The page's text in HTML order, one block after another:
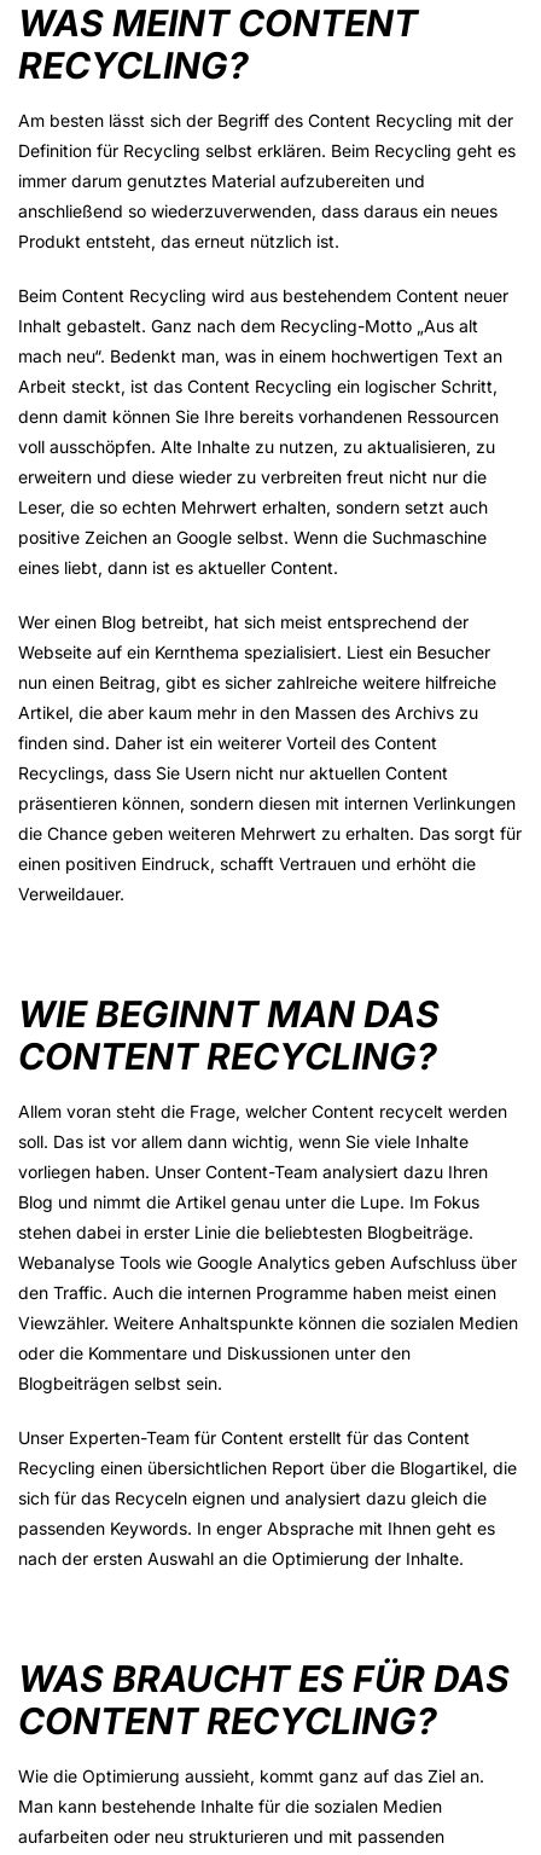
WAS MEINT CONTENT
RECYCLING?
Am besten lässt sich der Begriff des Content Recycling mit der
Definition für Recycling selbst erklären. Beim Recycling geht es
immer darum genutztes Material aufzubereiten und
anschließend so wiederzuverwenden, dass daraus ein neues
Produkt entsteht, das erneut nützlich ist.
Beim Content Recycling wird aus bestehendem Content neuer
Inhalt gebastelt. Ganz nach dem Recycling-Motto „Aus alt
mach neu“. Bedenkt man, was in einem hochwertigen Text an
Arbeit steckt, ist das Content Recycling ein logischer Schritt,
denn damit können Sie Ihre bereits vorhandenen Ressourcen
voll ausschöpfen. Alte Inhalte zu nutzen, zu aktualisieren, zu
erweitern und diese wieder zu verbreiten freut nicht nur die
Leser, die so echten Mehrwert erhalten, sondern setzt auch
positive Zeichen an Google selbst. Wenn die Suchmaschine
eines liebt, dann ist es aktueller Content.
Wer einen Blog betreibt, hat sich meist entsprechend der
Webseite auf ein Kernthema spezialisiert. Liest ein Besucher
nun einen Beitrag, gibt es sicher zahlreiche weitere hilfreiche
Artikel, die aber kaum mehr in den Massen des Archivs zu
finden sind. Daher ist ein weiterer Vorteil des Content
Recyclings, dass Sie Usern nicht nur aktuellen Content
präsentieren können, sondern diesen mit internen Verlinkungen
die Chance geben weiteren Mehrwert zu erhalten. Das sorgt für
einen positiven Eindruck, schafft Vertrauen und erhöht die
Verweildauer.
WIE BEGINNT MAN DAS
CONTENT RECYCLING?
Allem voran steht die Frage, welcher Content recycelt werden
soll. Das ist vor allem dann wichtig, wenn Sie viele Inhalte
vorliegen haben. Unser Content-Team analysiert dazu Ihren
Blog und nimmt die Artikel genau unter die Lupe. Im Fokus
stehen dabei in erster Linie die beliebtesten Blogbeiträge.
Webanalyse Tools wie Google Analytics geben Aufschluss über
den Traffic. Auch die internen Programme haben meist einen
Viewzähler. Weitere Anhaltspunkte können die sozialen Medien
oder die Kommentare und Diskussionen unter den
Blogbeiträgen selbst sein.
Unser Experten-Team für Content erstellt für das Content
Recycling einen übersichtlichen Report über die Blogartikel, die
sich für das Recyceln eignen und analysiert dazu gleich die
passenden Keywords. In enger Absprache mit Ihnen geht es
nach der ersten Auswahl an die Optimierung der Inhalte.
WAS BRAUCHT ES FÜR DAS
CONTENT RECYCLING?
Wie die Optimierung aussieht, kommt ganz auf das Ziel an.
Man kann bestehende Inhalte für die sozialen Medien
aufarbeiten oder neu strukturieren und mit passenden